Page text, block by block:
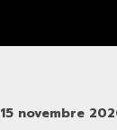
15 novembre